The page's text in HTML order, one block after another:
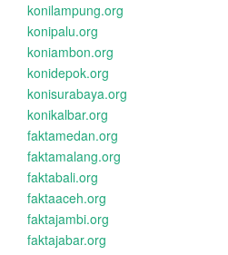
konilampung.org
konipalu.org
koniambon.org
konidepok.org
konisurabaya.org
konikalbar.org
faktamedan.org
faktamalang.org
faktabali.org
faktaaceh.org
faktajambi.org
faktajabar.org